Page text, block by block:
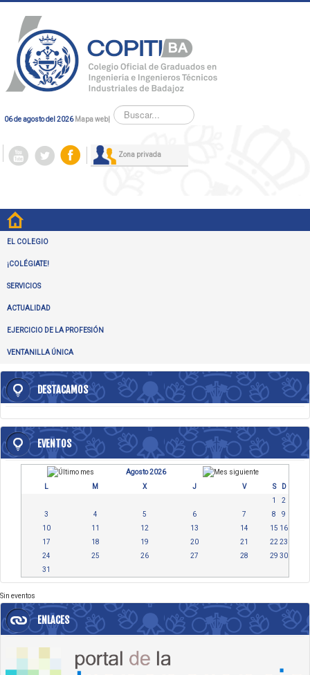
06 de agosto del 2026 Mapa web|
Buscar...
Zona privada
EL COLEGIO
¡COLÉGIATE!
SERVICIOS
ACTUALIDAD
EJERCICIO DE LA PROFESIÓN
VENTANILLA ÚNICA
DESTACAMOS
EVENTOS
Agosto 2026
L
M X J V S
D
1
2
3
4 5 6 7 8
9
10
11 12 13 14 15 16
17
18 19 20 21 22 23
24
25 26 27 28 29 30
31
Sin eventos
ENLACES